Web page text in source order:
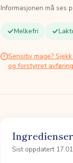
Informasjonen må ses
Melkefri
Sensitiv mage?
og forstyrret
Ingredienser
Sist oppdatert